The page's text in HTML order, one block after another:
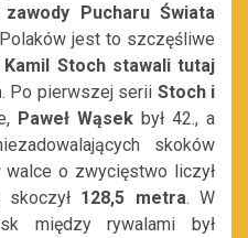
zawody Pucharu Świata
jest to szczęśliwe
Kamil Stoch stawali tutaj
. Po pierwszej serii Stoch i
Paweł Wąsek był 42., a
skoków
walce o zwycięstwo liczył
skoczył 128,5 metra. W
między rywalami był